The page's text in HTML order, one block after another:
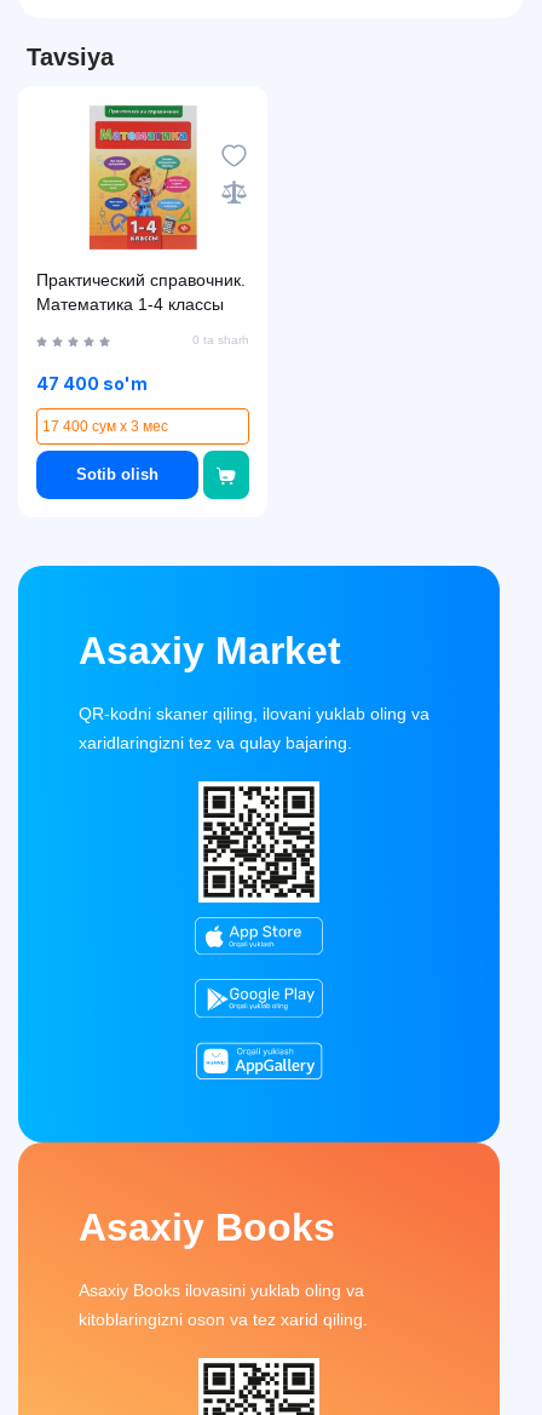
Tavsiya
Практический справочник.
Математика 1-4 классы
0 ta sharh
47 400 so'm
17 400 сум x 3 мес
Sotib olish
Asaxiy Market
QR-kodni skaner qiling, ilovani yuklab oling va
xaridlaringizni tez va qulay bajaring.
Asaxiy Books
Asaxiy Books ilovasini yuklab oling va
kitoblaringizni oson va tez xarid qiling.